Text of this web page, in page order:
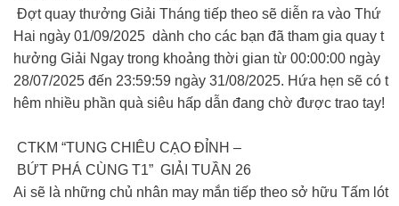
Đợt quay thưởng Giải Tháng tiếp theo sẽ diễn ra vào Thứ
Hai ngày 01/09/2025 dành cho các bạn đã tham gia quay t
hưởng Giải Ngay trong khoảng thời gian từ 00:00:00 ngày
28/07/2025 đến 23:59:59 ngày 31/08/2025. Hứa hẹn sẽ có t
hêm nhiều phần quà siêu hấp dẫn đang chờ được trao tay!
CTKM “TUNG CHIÊU CẠO ĐỈNH –
BỨT PHÁ CÙNG T1” GIẢI TUẦN 26
Ai sẽ là những chủ nhân may mắn tiếp theo sở hữu Tấm lót